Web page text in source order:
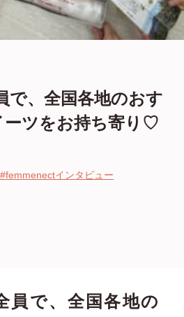
で、全国各地のおす
ーツをお持ち寄り♡
#femmenectインタビュー
で、全国各地の